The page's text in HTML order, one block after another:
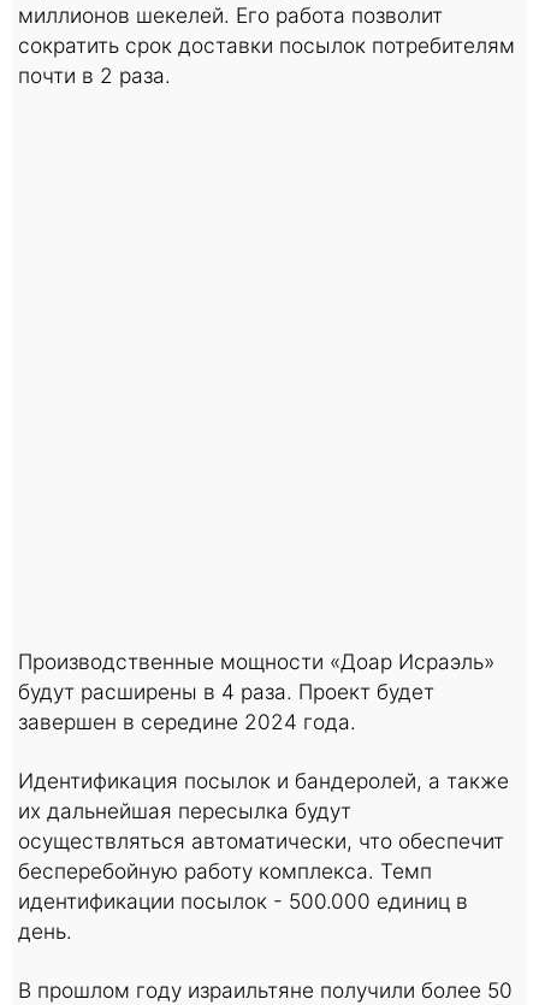
миллионов шекелей. Его работа позволит
сократить срок доставки посылок потребителям
почти в 2 раза.
Производственные мощности «Доар Исраэль»
будут расширены в 4 раза. Проект будет
завершен в середине 2024 года.
Идентификация посылок и бандеролей, а также
их дальнейшая пересылка будут
осуществляться автоматически, что обеспечит
бесперебойную работу комплекса. Темп
идентификации посылок - 500.000 единиц в
день.
В прошлом году израильтяне получили более 50